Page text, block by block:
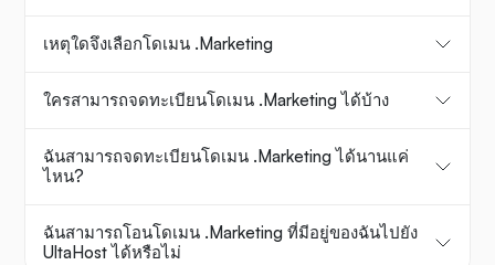
เหตุใดจึงเลือกโดเมน .Marketing
ใครสามารถจดทะเบียนโดเมน .Marketing ได้บ้าง
ฉันสามารถจดทะเบียนโดเมน .Marketing ได้นานแค่
ไหน?
ฉันสามารถโอนโดเมน .Marketing ที่มีอยู่ของฉันไปยัง
UltaHost ได้หรือไม่